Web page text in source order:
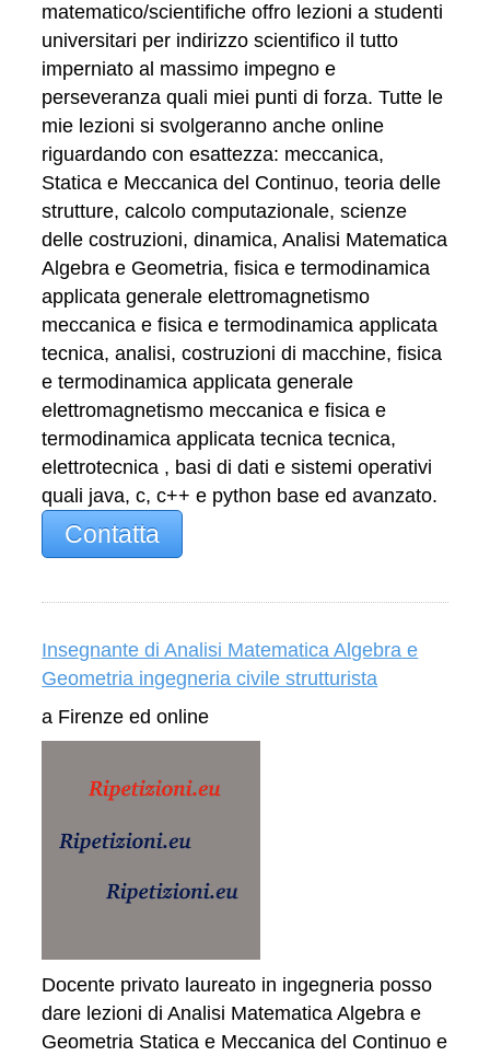
matematico/scientifiche offro lezioni a studenti
universitari per indirizzo scientifico il tutto
imperniato al massimo impegno e
perseveranza quali miei punti di forza. Tutte le
mie lezioni si svolgeranno anche online
riguardando con esattezza: meccanica,
Statica e Meccanica del Continuo, teoria delle
strutture, calcolo computazionale, scienze
delle costruzioni, dinamica, Analisi Matematica
Algebra e Geometria, fisica e termodinamica
applicata generale elettromagnetismo
meccanica e fisica e termodinamica applicata
tecnica, analisi, costruzioni di macchine, fisica
e termodinamica applicata generale
elettromagnetismo meccanica e fisica e
termodinamica applicata tecnica tecnica,
elettrotecnica , basi di dati e sistemi operativi
quali java, c, c++ e python base ed avanzato.
Contatta
Insegnante di Analisi Matematica Algebra e
Geometria ingegneria civile strutturista
a Firenze ed online
Docente privato laureato in ingegneria posso
dare lezioni di Analisi Matematica Algebra e
Geometria Statica e Meccanica del Continuo e